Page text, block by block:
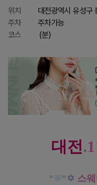
위치
대전광역시 유성구
주차
주차가능
코스
(분)
대전.
* *✡ 스